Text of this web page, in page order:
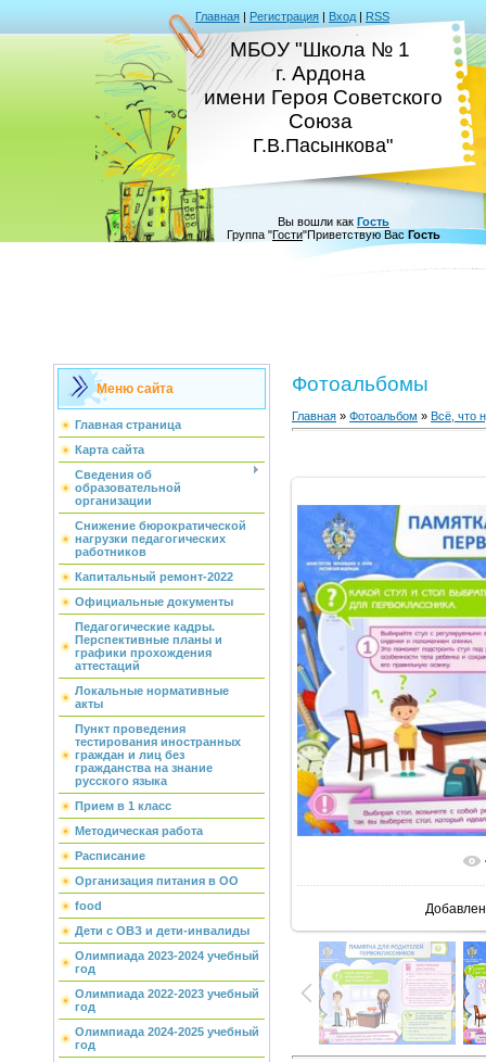
Главная | Регистрация | Вход | RSS
МБОУ "Школа № 1
г. Ардона
имени Героя Советского
Союза
Г.В.Пасынкова"
Вы вошли как Гость
Группа "Гости"Приветствую Вас Гость
Меню сайта
Главная страница
Карта сайта
Сведения об
образовательной
организации
Снижение бюрократической
нагрузки педагогических
работников
Капитальный ремонт-2022
Официальные документы
Педагогические кадры.
Перспективные планы и
графики прохождения
аттестаций
Локальные нормативные
акты
Пункт проведения
тестирования иностранных
граждан и лиц без
гражданства на знание
русского языка
Прием в 1 класс
Методическая работа
Расписание
Организация питания в ОО
food
Дети с ОВЗ и дети-инвалиды
Олимпиада 2023-2024 учебный
год
Олимпиада 2022-2023 учебный
год
Олимпиада 2024-2025 учебный
год
Фотоальбомы
Главная » Фотоальбом » Всё, что
В